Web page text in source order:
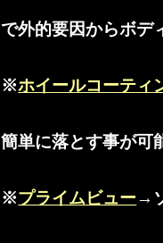
で外的要因からボデ
※ホイールコーティ
簡単に落とす事が可
※プライムビュー→